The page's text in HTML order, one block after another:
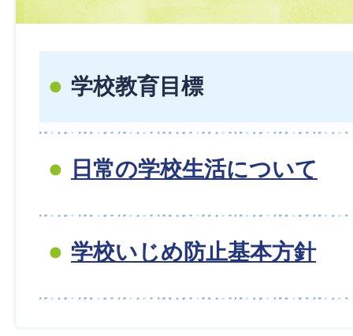
学校教育目標
日常の学校生活について
学校いじめ防止基本方針